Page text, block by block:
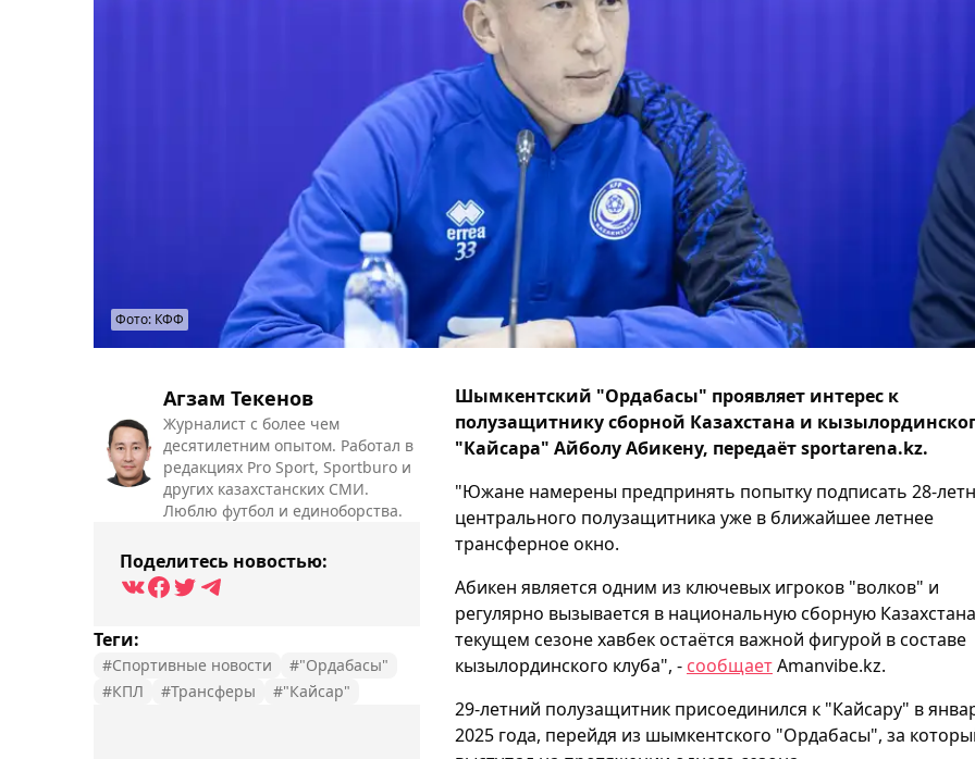
Фото: КФФ
Агзам Текенов
Журналист с более чем
десятилетним опытом. Работал в
редакциях Pro Sport, Sportburo и
других казахстанских СМИ.
Люблю футбол и единоборства.
Поделитесь новостью:
Теги:
#Спортивные новости
#"Ордабасы"
#КПЛ
#Трансферы #"Кайсар"
Шымкентский "Ордабасы" проявляет интерес к
полузащитнику сборной Казахстана и
"Кайсара" Айболу Абикену, передаёт sportarena.kz.
"Южане намерены предпринять попытку подписать 28-
центрального полузащитника уже в ближайшее летнее
трансферное окно.
Абикен является одним из ключевых игроков "волков" и
регулярно вызывается в национальную сборную
текущем сезоне хавбек остаётся важной фигурой в составе
кызылординского клуба", - сообщаетAmanvibe.kz.
29-летний полузащитник присоединился к "Кайсару" в
2025 года, перейдя из шымкентского "Ордабасы", за